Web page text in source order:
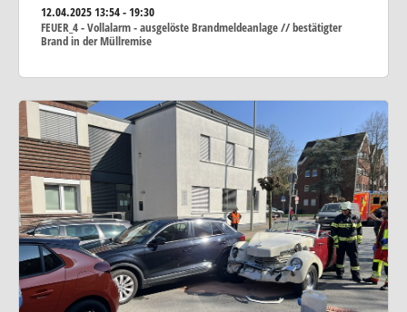
12.04.202513:54 - 19:30
FEUER_4 - Vollalarm - ausgelöste Brandmeldeanlage // bestätigter
Brand in der Müllremise